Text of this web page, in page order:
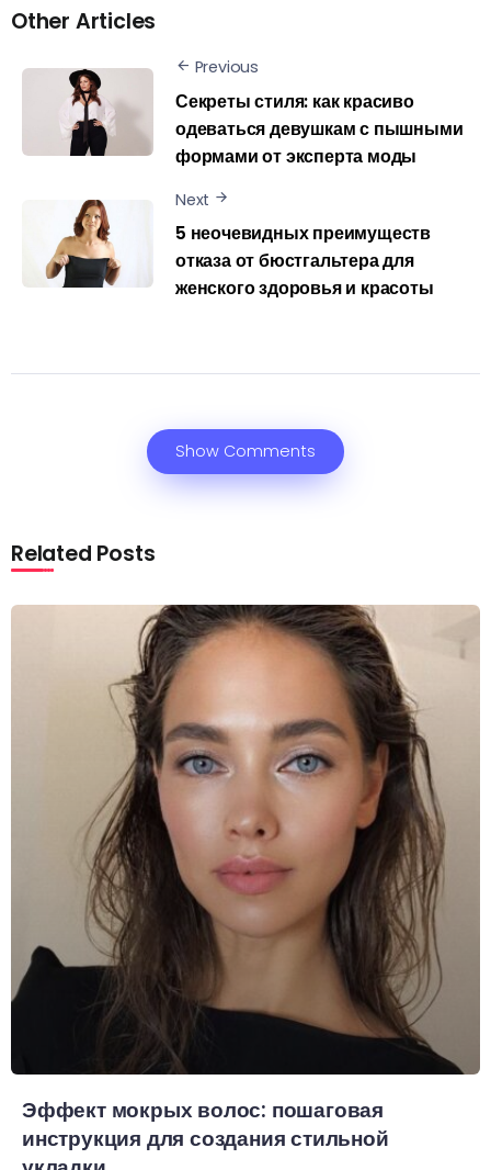
Other Articles
Previous
Секреты стиля: как красиво
одеваться девушкам с пышными
формами от эксперта моды
Next
5 неочевидных преимуществ
отказа от бюстгальтера для
женского здоровья и красоты
Show Comments
Related Posts
Эффект мокрых волос: пошаговая
инструкция для создания стильной